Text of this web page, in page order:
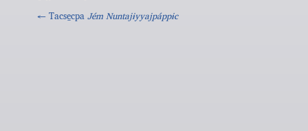
← Tacse̱cpa Jém Nuntajɨyyajpáppɨc